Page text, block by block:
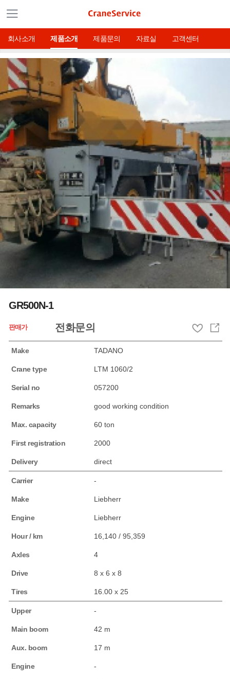
회사소개 제품소개 제품문의 자료실 고객센터
GR500N-1
판매가 전화문의
Make TADANO
Crane type LTM 1060/2
Serial no 057200
Remarks good working condition
Max. capacity 60 ton
First registration 2000
Delivery direct
Carrier -
Make Liebherr
Engine Liebherr
Hour / km 16,140 / 95,359
Axles 4
Drive 8 x 6 x 8
Tires 16.00 x 25
Upper -
Main boom 42 m
Aux. boom 17 m
Engine -